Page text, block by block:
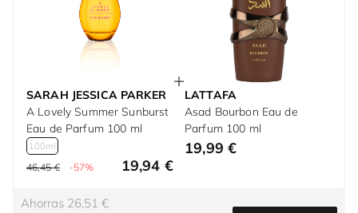
SARAH JESSICA PARKER
A Lovely Summer Sunburst
Eau de Parfum 100 ml
100ml
46,45 € -57% 19,94 €
LATTAFA
Asad Bourbon Eau de
Parfum 100 ml
19,99 €
Ahorras 26,51 €